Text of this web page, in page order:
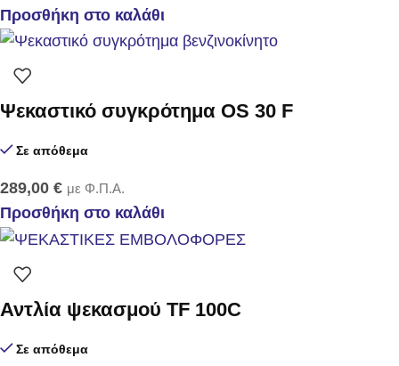
Προσθήκη στο καλάθι
Ψεκαστικό συγκρότημα OS 30 F
Σε απόθεμα
289,00 € με Φ.Π.Α.
Προσθήκη στο καλάθι
Αντλία ψεκασμού TF 100C
Σε απόθεμα